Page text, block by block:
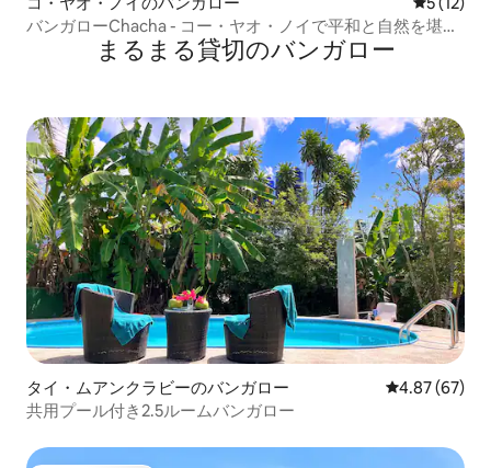
バンガローChacha - コー・ヤオ・ノイで平和と自然を堪能
まるまる貸切のバンガロー
タイ・ムアンクラビーのバンガロー レビュー67
4.87 (67)
共用プール付き2.5ルームバンガロー